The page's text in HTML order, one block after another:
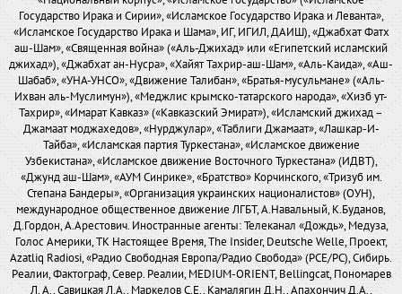
Государство Ирака и Сирии», «Исламское Государство Ирака и Леванта»,
«Исламское Государство Ирака и Шама», ИГ, ИГИЛ, ДАИШ), «Джабхат Фатх
аш-Шам», «Священная война» («Аль-Джихад» или «Египетский исламский
джихад»), «Джабхат ан-Нусра», «Хайят Тахрир-аш-Шам», «Аль-Каида», «Аш-
Шабаб», «УНА-УНСО», «Движение Талибан», «Братья-мусульмане» («Аль-
Ихван аль-Муслимун»), «Меджлис крымско-татарского народа», «Хизб ут-
Тахрир», «Имарат Кавказ» («Кавказский Эмират»), «Исламский джихад –
Джамаат моджахедов», «Нурджулар», «Таблиги Джамаат», «Лашкар-И-
Тайба», «Исламская партия Туркестана», «Исламское движение
Узбекистана», «Исламское движение Восточного Туркестана» (ИДВТ),
«Джунд аш-Шам», «АУМ Синрике», «Братство» Корчинского, «Тризуб им.
Степана Бандеры», «Организация украинских националистов» (ОУН),
международное общественное движение ЛГБТ, А.Навальный, К.Буданов,
Д.Гордон, А.Арестович. Иностранные агенты: Телеканал «Дождь», Медуза,
Голос Америки, ТК Настоящее Время, The Insider, Deutsche Welle, Проект,
Azatliq Radiosi, «Радио Свободная Европа/Радио Свобода» (PCE/PC), Сибирь.
Реалии, Фактограф, Север. Реалии, MEDIUM-ORIENT, Bellingcat, Пономарев
Л. А., Савицкая Л.А., Маркелов С.Е., Камалягин Д.Н., Апахончич Д.А.,